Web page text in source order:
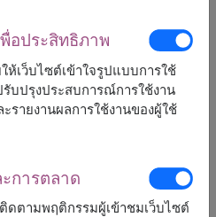
จะแตกต่างจากที่เห็นในรูปบ้าง
พื้นที่จัดส่ง
แพร่
ภูเก็ต
พื่อประสิทธิภาพ
ห้เว็บไซต์เข้าใจรูปแบบการใช้
บปรุงประสบการณ์การใช้งาน
รายงานผลการใช้งานของผู้ใช้
การตลาด
ดตามพฤติกรรมผู้เข้าชมเว็บไซต์